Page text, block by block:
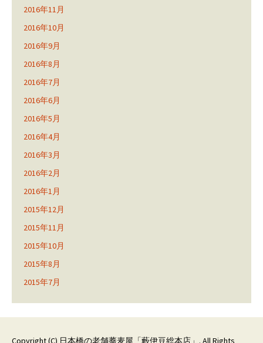
2016年11月
2016年10月
2016年9月
2016年8月
2016年7月
2016年6月
2016年5月
2016年4月
2016年3月
2016年2月
2016年1月
2015年12月
2015年11月
2015年10月
2015年8月
2015年7月
Copyright (C) 日本橋の老舗蕎麦屋「藪伊豆総本店」 . All Rights